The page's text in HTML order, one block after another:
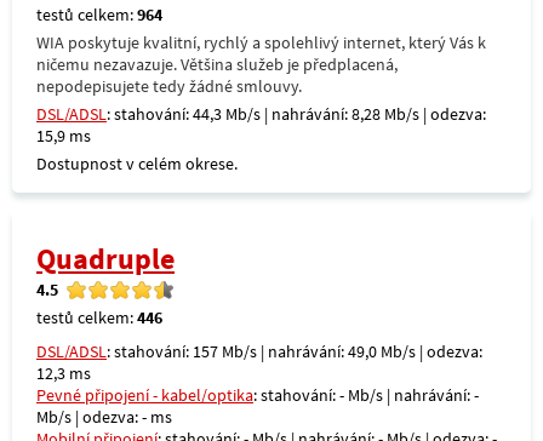
testů celkem:964
WIA poskytuje kvalitní, rychlý a spolehlivý internet, který Vás k
ničemu nezavazuje. Většina služeb je předplacená,
nepodepisujete tedy žádné smlouvy.
DSL/ADSL: stahování: 44,3 Mb/s | nahrávání: 8,28 Mb/s | odezva:
15,9 ms
Dostupnost v celém okrese.
Quadruple
4.5
testů celkem:446
DSL/ADSL: stahování: 157 Mb/s | nahrávání: 49,0 Mb/s | odezva:
12,3 ms
Pevné připojení - kabel/optika: stahování: - Mb/s | nahrávání: -
Mb/s | odezva: - ms